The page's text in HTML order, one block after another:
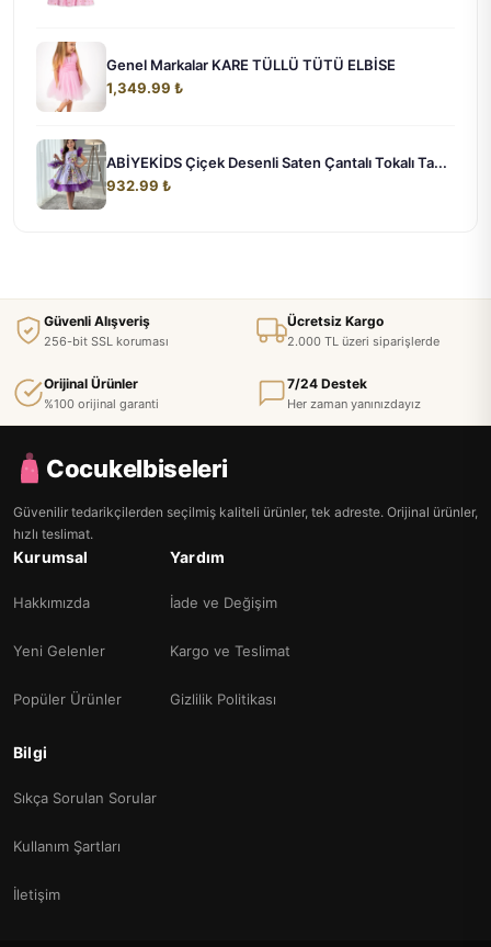
Genel Markalar KARE TÜLLÜ TÜTÜ ELBİSE
1,349.99 ₺
ABİYEKİDS Çiçek Desenli Saten Çantalı Tokalı Ta...
932.99 ₺
Güvenli Alışveriş
256-bit SSL koruması
Ücretsiz Kargo
2.000 TL üzeri siparişlerde
Orijinal Ürünler
%100 orijinal garanti
7/24 Destek
Her zaman yanınızdayız
Cocukelbiseleri
Güvenilir tedarikçilerden seçilmiş kaliteli ürünler, tek adreste. Orijinal ürünler,
hızlı teslimat.
Kurumsal
Hakkımızda
Yeni Gelenler
Popüler Ürünler
Yardım
İade ve Değişim
Kargo ve Teslimat
Gizlilik Politikası
Bilgi
Sıkça Sorulan Sorular
Kullanım Şartları
İletişim